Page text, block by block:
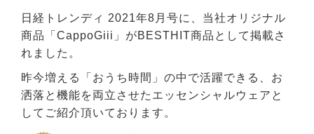
日経トレンディ 2021年8月号に、当社オリジナル
商品「CappoGiii」がBESTHIT商品として掲載さ
れました。
昨今増える「おうち時間」の中で活躍できる、お
洒落と機能を両立させたエッセンシャルウェアと
してご紹介頂いております。